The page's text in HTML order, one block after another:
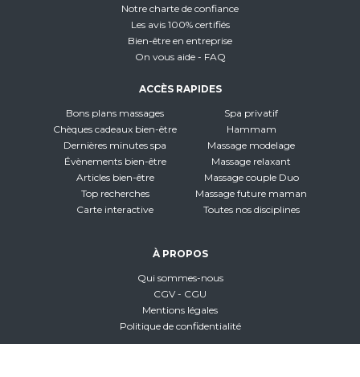
Notre charte de confiance
Les avis 100% certifiés
Bien-être en entreprise
On vous aide - FAQ
ACCÈS RAPIDES
Bons plans massages
Chèques cadeaux bien-être
Dernières minutes spa
Évènements bien-être
Articles bien-être
Top recherches
Carte interactive
Spa privatif
Hammam
Massage modelage
Massage relaxant
Massage couple Duo
Massage future maman
Toutes nos disciplines
À PROPOS
Qui sommes-nous
CGV - CGU
Mentions légales
Politique de confidentialité